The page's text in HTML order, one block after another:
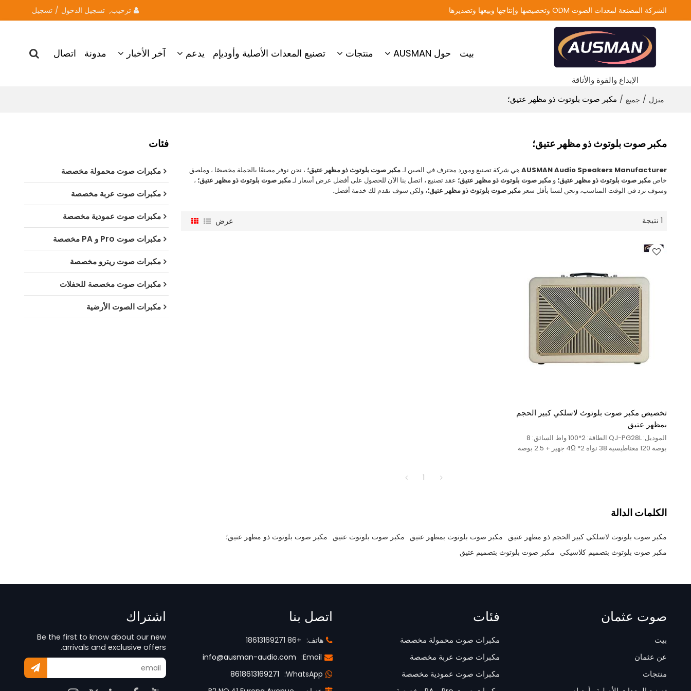
الشركة المصنعة لمعدات الصوت ODM وتخصيصها وإنتاجها وبيعها وتصديرها ترحيب, تسجيل الدخول / تسجيل
الإبداع والقوة والأناقة
بيت حول AUSMAN منتجات تصنيع المعدات الأصلية وأوديإم يدعم آخر الأخبار مدونة اتصال
منزل / جميع / مكبر صوت بلوتوث ذو مظهر عتيق؛
فئات
مكبرات صوت محمولة مخصصة
مكبرات صوت عربة مخصصة
مكبرات صوت عمودية مخصصة
مكبرات صوت Pro و PA مخصصة
مكبرات صوت ريترو مخصصة
مكبرات صوت مخصصة للحفلات
مكبرات الصوت الأرضية
مكبر صوت بلوتوث ذو مظهر عتيق؛
AUSMAN Audio Speakers Manufacturerهي شركة تصنيع ومورد محترف في الصين لـمكبر صوت بلوتوث ذو مظهر عتيق؛ ، نحن نوفر مصنعًا بالجملة مخصصًا ، وملصق
خاص مكبر صوت بلوتوث ذو مظهر عتيق؛ و مكبر صوت بلوتوث ذو مظهر عتيق؛ عقد تصنيع ، اتصل بنا الآن للحصول على أفضل عرض أسعار لـمكبر صوت بلوتوث ذو مظهر عتيق؛ ،
وسوف نرد في الوقت المناسب، ونحن لسنا بأقل سعر مكبر صوت بلوتوث ذو مظهر عتيق؛، ولكن سوف نقدم لك خدمة أفضل.
1 نتيجة عرض
تخصيص مكبر صوت بلوتوث لاسلكي كبير الحجم
بمظهر عتيق
الموديل: QJ-PG28L الطاقة: 2*100 واط السائق: 8
بوصة 120 مغناطيسية 38 نواة 4Ω *2 جهير + 2.5 بوصة
1
الكلمات الدالة
مكبر صوت بلوتوث لاسلكي كبير الحجم ذو مظهر عتيق مكبر صوت بلوتوث بمظهر عتيق مكبر صوت بلوتوث عتيق مكبر صوت بلوتوث ذو مظهر عتيق؛
مكبر صوت بلوتوث بتصميم كلاسيكي مكبر صوت بلوتوث بتصميم عتيق
صوت عثمان
بيت
عن عثمان
منتجات
فئات
مكبرات صوت محمولة مخصصة
مكبرات صوت عربة مخصصة
مكبرات صوت عمودية مخصصة
اتصل بنا
هاتف: +86 18613169271
Email:
info@ausman-audio.com
WhatsApp:
8618613169271
اشتراك
Be the first to know about our new
arrivals and exclusive offers.